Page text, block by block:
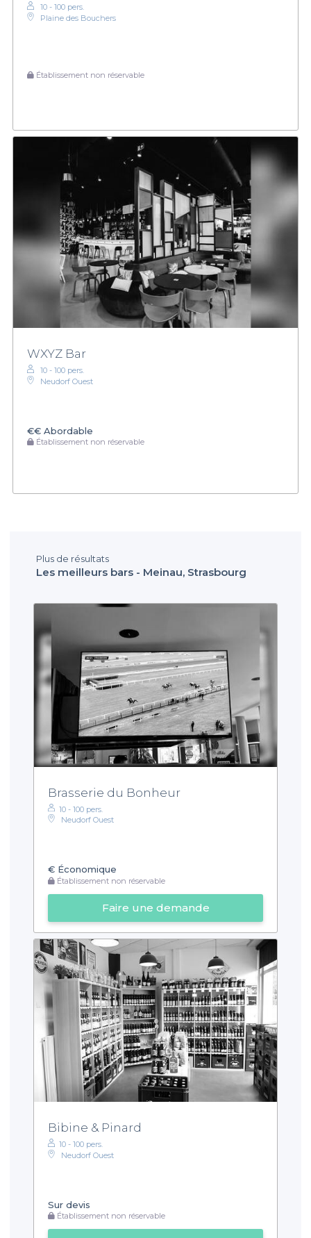
10 - 100 pers.
Plaine des Bouchers
Établissement non réservable
WXYZ Bar
10 - 100 pers.
Neudorf Ouest
€€ Abordable
Établissement non réservable
Plus de résultats
Les meilleurs bars - Meinau, Strasbourg
Brasserie du Bonheur
10 - 100 pers.
Neudorf Ouest
€ Économique
Établissement non réservable
Faire une demande
Bibine & Pinard
10 - 100 pers.
Neudorf Ouest
Sur devis
Établissement non réservable